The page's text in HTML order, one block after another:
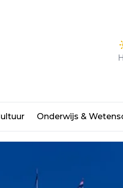
Onderwijs &